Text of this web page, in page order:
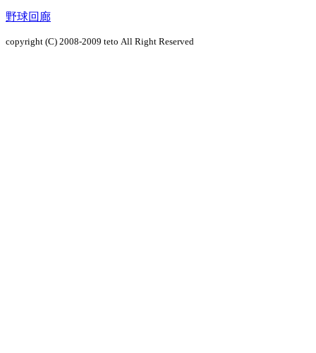
野球回廊
copyright (C) 2008-2009 teto All Right Reserved